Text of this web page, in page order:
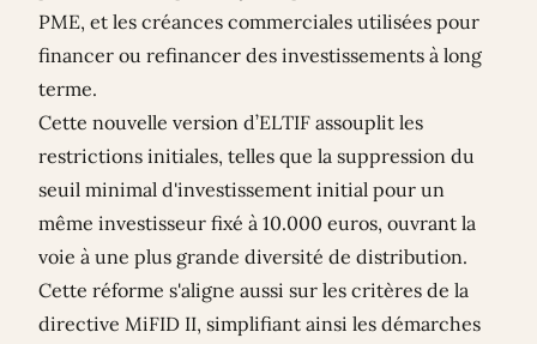
PME, et les créances commerciales utilisées pour
financer ou refinancer des investissements à long
terme.
Cette nouvelle version d’ELTIF assouplit les
restrictions initiales, telles que la suppression du
seuil minimal d'investissement initial pour un
même investisseur fixé à 10.000 euros, ouvrant la
voie à une plus grande diversité de distribution.
Cette réforme s'aligne aussi sur les critères de la
directive MiFID II, simplifiant ainsi les démarches